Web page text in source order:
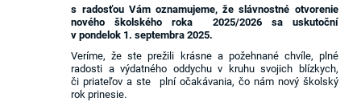
s radosťou Vám oznamujeme, že slávnostné otvorenie
nového školského roka 2025/2026 sa uskutoční
v pondelok 1. septembra 2025.
Veríme, že ste prežili krásne a požehnané chvíle, plné
radosti a výdatného oddychu v kruhu svojich blízkych,
či priateľov a ste plní očakávania, čo nám nový školský
rok prinesie.